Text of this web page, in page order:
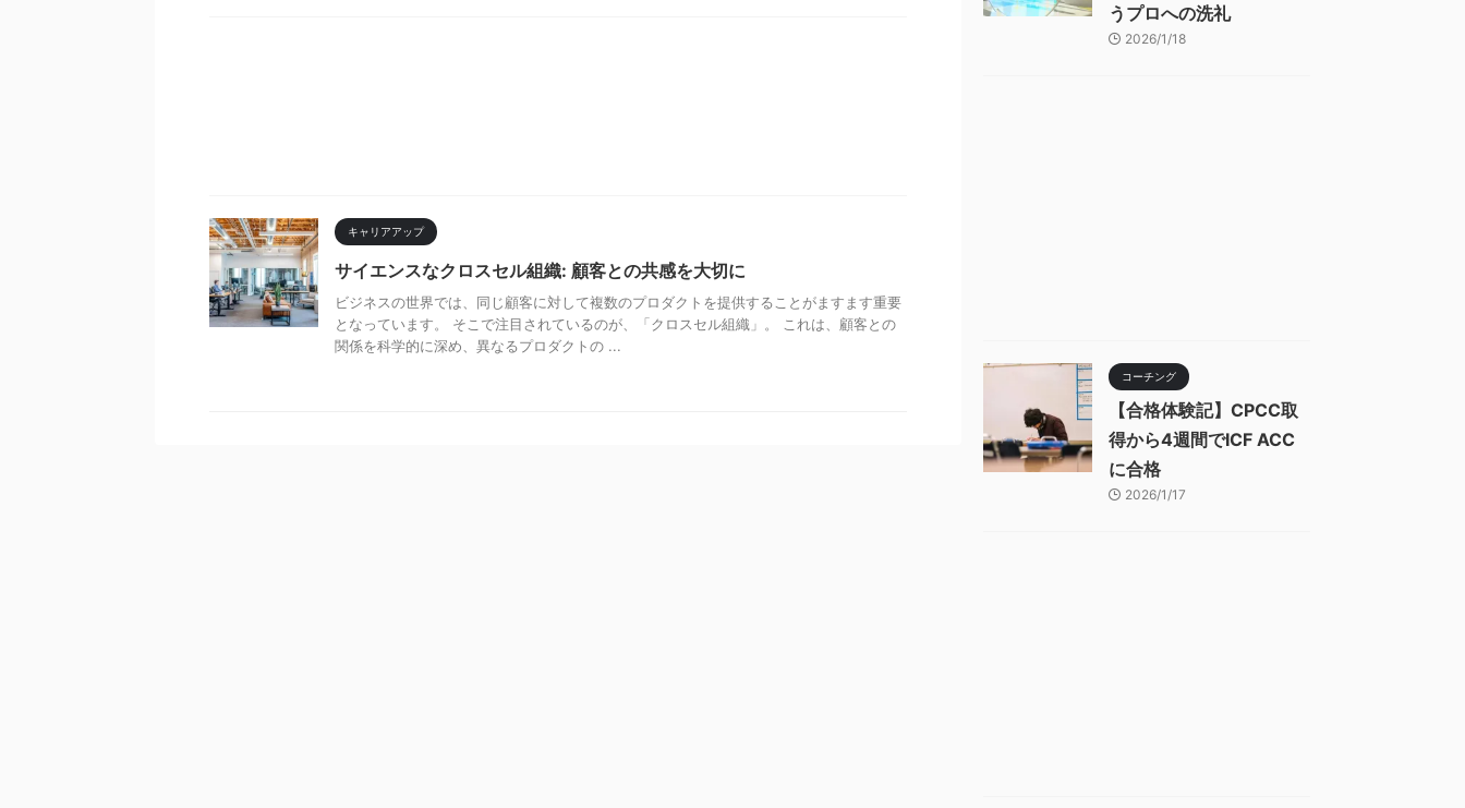
キャリアアップ
サイエンスなクロスセル組織: 顧客との共感を大切に
ビジネスの世界では、同じ顧客に対して複数のプロダクトを提供することがますます重要
となっています。 そこで注目されているのが、「クロスセル組織」。 これは、顧客との
関係を科学的に深め、異なるプロダクトの ...
うプロへの洗礼
2026/1/18
コーチング
【合格体験記】CPCC取
得から4週間でICF ACC
に合格
2026/1/17